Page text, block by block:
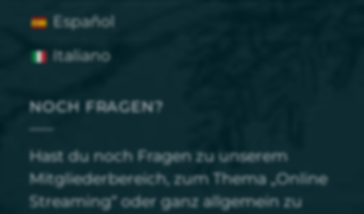
Español
Italiano
NOCH FRAGEN?
Hast du noch Fragen zu unserem
Mitgliederbereich, zum Thema „Online
Streaming“ oder ganz allgemein zu